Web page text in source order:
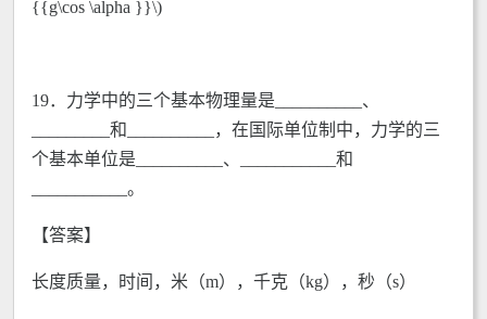
{{g\cos \alpha }}\)
19．力学中的三个基本物理量是__________、
_________和__________，在国际单位制中，力学的三
个基本单位是__________、___________和
___________。
【答案】
长度质量，时间，米（m），千克（kg），秒（s）